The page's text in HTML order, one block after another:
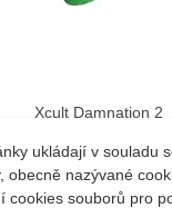
Xcult Damnation 2
3 279,10 Kč
Barva : Červená
ukládají v souladu
obecně nazývané
cookies souborů pro